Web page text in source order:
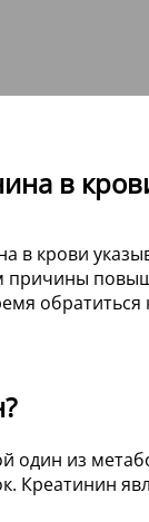
в
в крови
причины
один из
Креатинин